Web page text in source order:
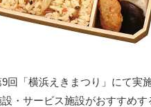
回「横浜えきまつり」にて実
・サービス施設がおすすめす